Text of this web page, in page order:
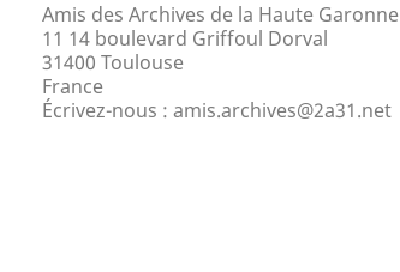
Amis des Archives de la Haute Garonne
11 14 boulevard Griffoul Dorval
31400 Toulouse
France
Écrivez-nous : amis.archives@2a31.net